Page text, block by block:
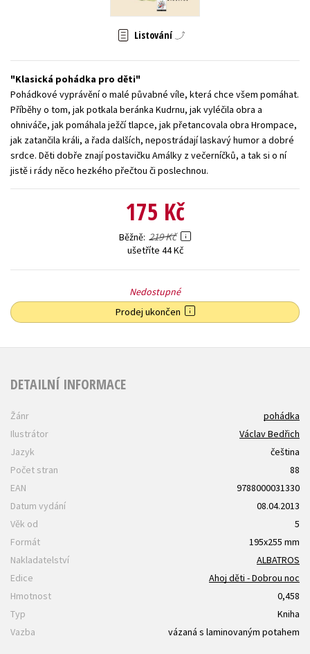
Zahraniční literatura
Listování
Klasická pohádka pro děti
Pohádkové vyprávění o malé půvabné víle, která chce všem pomáhat.
Příběhy o tom, jak potkala beránka Kudrnu, jak vyléčila obra a
ohniváče, jak pomáhala ježčí tlapce, jak přetancovala obra Hrompace,
jak zatančila králi, a řada dalších, nepostrádají laskavý humor a dobré
srdce. Děti dobře znají postavičku Amálky z večerníčků, a tak si o ní
jistě i rády něco hezkého přečtou či poslechnou.
175 Kč
Běžně 219 Kč
ušetříte 44 Kč
Nedostupné
Prodej ukončen
DETAILNÍ INFORMACE
Žánr
pohádka
Ilustrátor
Václav Bedřich
Jazyk
čeština
Počet stran
88
EAN
9788000031330
Datum vydání
08.04.2013
Věk od
5
Formát
195x255 mm
Nakladatelství
ALBATROS
Edice
Ahoj děti - Dobrou noc
Hmotnost
0,458
Typ
Kniha
Vazba
vázaná s laminovaným potahem